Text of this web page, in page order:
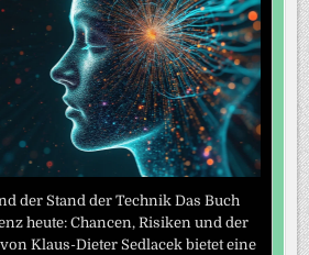
der Stand der Technik Das Buch
heute: Chancen, Risiken und der
Klaus-Dieter Sedlacek bietet eine